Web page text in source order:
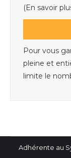
(En savoir
Pour vous
pleine et
limite le
Adhérente au